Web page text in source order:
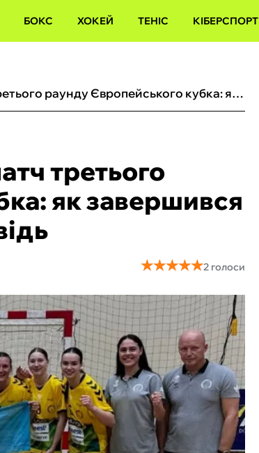
БОКС ХОКЕЙ ТЕНІС КІБЕРСПОРТ
Український клуб провів матч третього раунду Європейського кубка: як завершився поєдинок і коли гра-відповідь
третього
як завершився
★★★★★
★★★★★2 голоси